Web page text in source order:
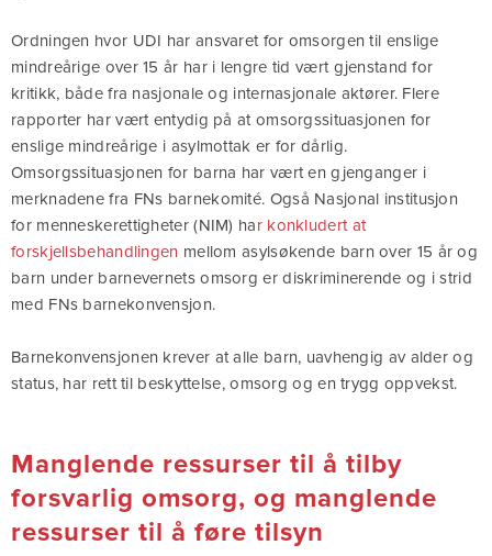
Ordningen hvor UDI har ansvaret for omsorgen til enslige
mindreårige over 15 år har i lengre tid vært gjenstand for
kritikk, både fra nasjonale og internasjonale aktører. Flere
rapporter har vært entydig på at omsorgssituasjonen for
enslige mindreårige i asylmottak er for dårlig.
Omsorgssituasjonen for barna har vært en gjenganger i
merknadene fra FNs barnekomité. Også Nasjonal institusjon
for menneskerettigheter (NIM) har konkludert at
forskjellsbehandlingen mellom asylsøkende barn over 15 år og
barn under barnevernets omsorg er diskriminerende og i strid
med FNs barnekonvensjon.
Barnekonvensjonen krever at alle barn, uavhengig av alder og
status, har rett til beskyttelse, omsorg og en trygg oppvekst.
Manglende ressurser til å tilby
forsvarlig omsorg, og manglende
ressurser til å føre tilsyn